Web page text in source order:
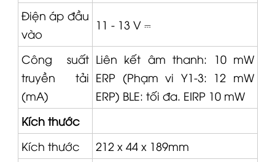
Điện áp đầu
vào
11 - 13 V ⎓
Công suất
truyền tải
(mA)
Liên kết âm thanh: 10 mW
ERP (Phạm vi Y1-3: 12 mW
ERP) BLE: tối đa. EIRP 10 mW
Kích thước
Kích thước
212 x 44 x 189mm